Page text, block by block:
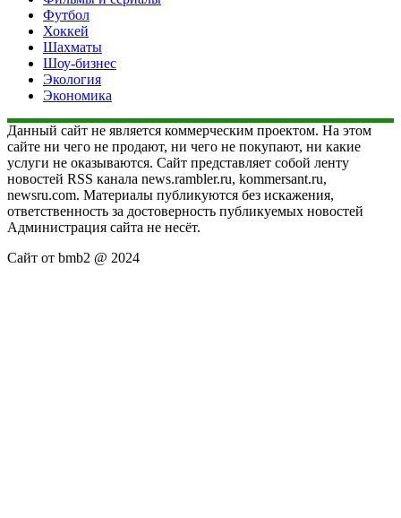
Футбол
Хоккей
Шахматы
Шоу-бизнес
Экология
Экономика
Данный сайт не является коммерческим проектом. На этом
сайте ни чего не продают, ни чего не покупают, ни какие
услуги не оказываются. Сайт представляет собой ленту
новостей RSS канала news.rambler.ru, kommersant.ru,
newsru.com. Материалы публикуются без искажения,
ответственность за достоверность публикуемых новостей
Администрация сайта не несёт.
Сайт от bmb2 @ 2024